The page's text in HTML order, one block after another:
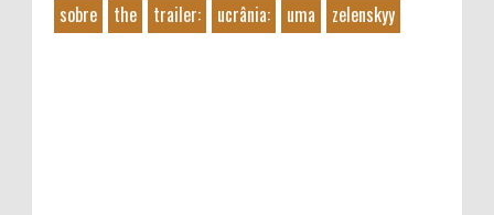
sobre
the trailer: ucrânia: uma zelenskyy